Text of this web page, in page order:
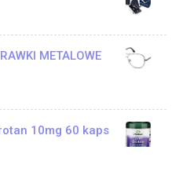
METALOWE
10mg 60 kaps